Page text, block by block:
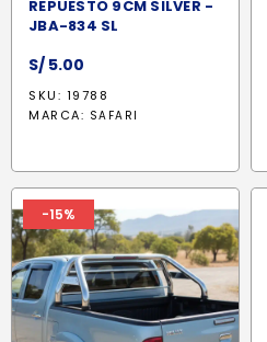
REPUESTO 9CM SILVER -
JBA-834 SL
S/ 5.00
SKU: 19788
MARCA: SAFARI
-15%